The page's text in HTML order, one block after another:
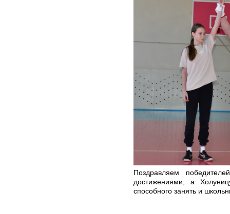
Поздравляем
достижениями, а
способного занять и